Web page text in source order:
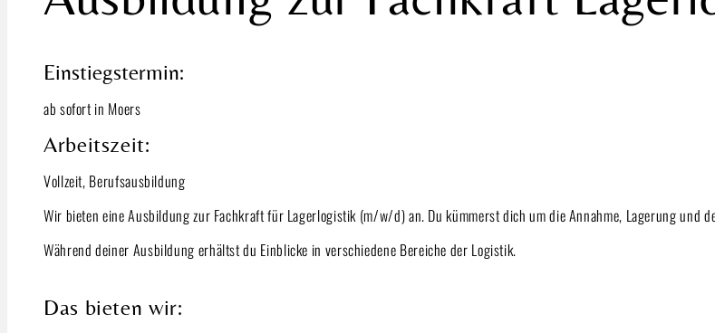
Einstiegstermin:
ab sofort in Moers
Arbeitszeit:
Vollzeit, Berufsausbildung
Wir bieten eine Ausbildung zur Fachkraft für Lagerlogistik (m/w/d) an. Du kümmerst dich um die Annahme, Lagerung und
Während deiner Ausbildung erhältst du Einblicke in verschiedene Bereiche der Logistik.
Das bieten wir: